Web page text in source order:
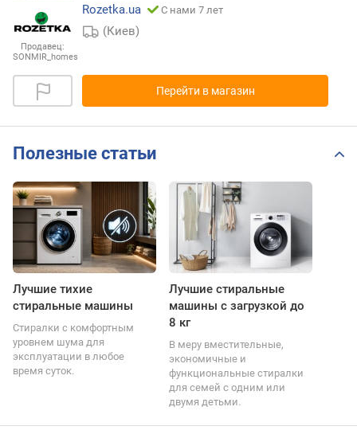
Продавец:
SONMIR_homes
Rozetka.ua
С нами 7 лет
(Киев)
Перейти в магазин
Полезные статьи
Лучшие тихие
стиральные машины
Стиралки с комфортным
уровнем шума для
эксплуатации в любое
время суток.
Лучшие стиральные
машины с загрузкой до
8 кг
В меру вместительные,
экономичные и
функциональные стиралки
для семей с одним или
двумя детьми.